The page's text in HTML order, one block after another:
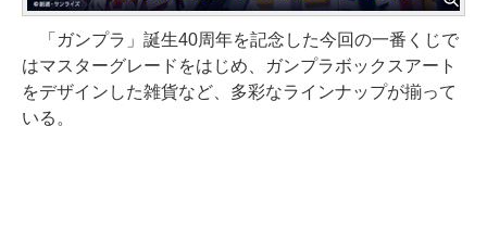
「ガンプラ」誕生40周年を記念した今回の一番くじで
はマスターグレードをはじめ、ガンプラボックスアート
をデザインした雑貨など、多彩なラインナップが揃って
いる。